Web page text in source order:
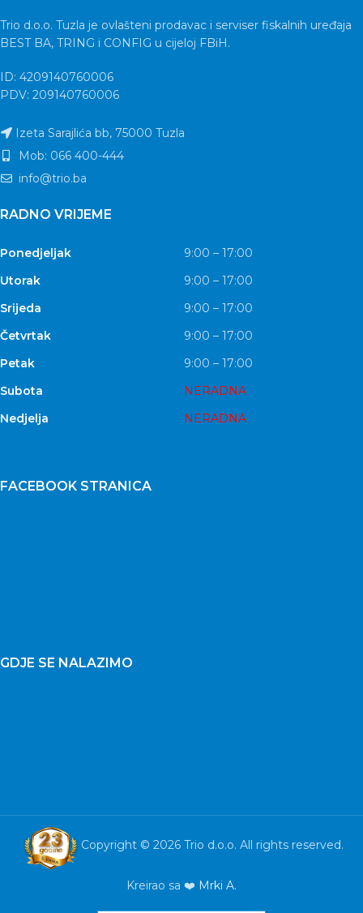
Trio d.o.o. Tuzla je ovlašteni prodavac i serviser fiskalnih uređaja
BEST BA, TRING i CONFIG u cijeloj FBiH.
ID: 4209140760006
PDV: 209140760006
Izeta Sarajlića bb, 75000 Tuzla
Mob: 066 400-444
info@trio.ba
RADNO VRIJEME
Ponedjeljak
9:00 – 17:00
Utorak
9:00 – 17:00
Srijeda
9:00 – 17:00
Četvrtak
9:00 – 17:00
Petak
9:00 – 17:00
Subota
NERADNA
Nedjelja
NERADNA
FACEBOOK STRANICA
GDJE SE NALAZIMO
Copyright © 2026 Trio d.o.o. All rights reserved.
Kreirao sa ❤️ Mrki A.